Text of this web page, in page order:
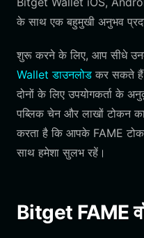
के साथ एक बहुमुखी अनुभव
शुरू करने के लिए, आप सीधे
Wallet डाउनलोड कर सकते
दोनों के लिए उपयोगकर्ता के
पब्लिक चेन और लाखों टोकन
करता है कि आपके FAME
साथ हमेशा सुलभ रहें।
Bitget FAME